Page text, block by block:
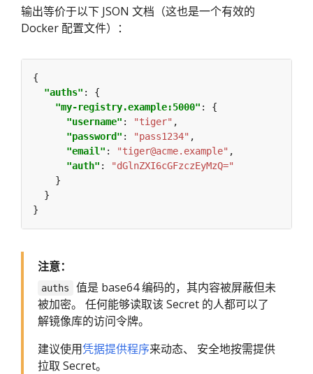
输出等价于以下 JSON 文档（这也是一个有效的
Docker 配置文件）：
"auths"
"my-registry.example:5000"
"username" : "tiger"
"password" : "pass1234"
"email" : "tiger@acme.example"
"auth" :
"dGlnZXI6cGFzczEyMzQ="
注意：
auths
值是 base64 编码的，其内容被屏蔽但未
被加密。 任何能够读取该 Secret 的人都可以了
解镜像库的访问令牌。
建议使用凭据提供程序来动态、 安全地按需提供
拉取 Secret。